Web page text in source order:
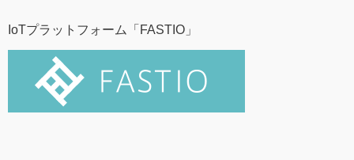
IoTプラットフォーム「FASTIO」